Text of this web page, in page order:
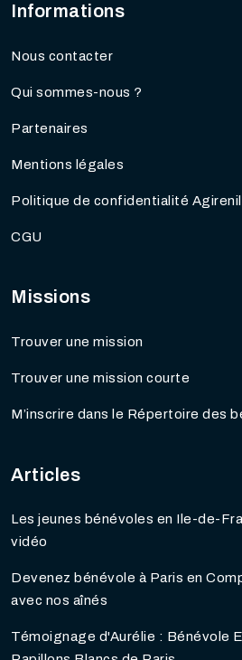
Informations
Nous contacter
Qui sommes-nous ?
Partenaires
Mentions légales
Politique de confidentialité
CGU
Missions
Trouver une mission
Trouver une mission courte
M’inscrire dans le Répertoire des
Articles
Les jeunes bénévoles en Ile-de-
vidéo
Devenez bénévole à Paris en
avec nos aînés
Témoignage d'Aurélie : Bénévole